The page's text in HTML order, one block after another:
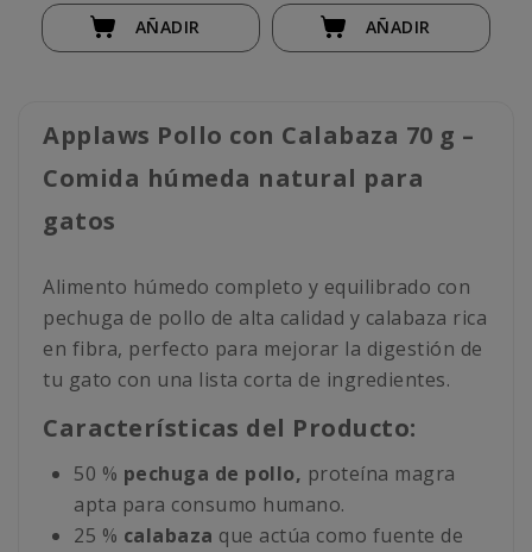
AÑADIR AÑADIR
Applaws Pollo con Calabaza 70 g –
Comida húmeda natural para
gatos
Alimento húmedo completo y equilibrado con
pechuga de pollo de alta calidad y calabaza rica
en fibra, perfecto para mejorar la digestión de
tu gato con una lista corta de ingredientes.
Características del Producto:
50 % pechuga de pollo, proteína magra
apta para consumo humano.
25 % calabaza que actúa como fuente de